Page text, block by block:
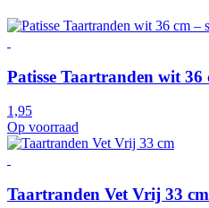
Patisse Taartranden wit 36
1,95
Op voorraad
Taartranden Vet Vrij 33 cm